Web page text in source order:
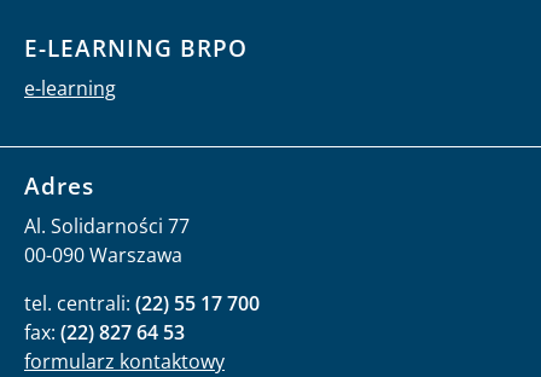
E-LEARNING BRPO
e-learning
Adres
Al. Solidarności 77
00-090 Warszawa
tel. centrali: (22) 55 17 700
fax: (22) 827 64 53
formularz kontaktowy